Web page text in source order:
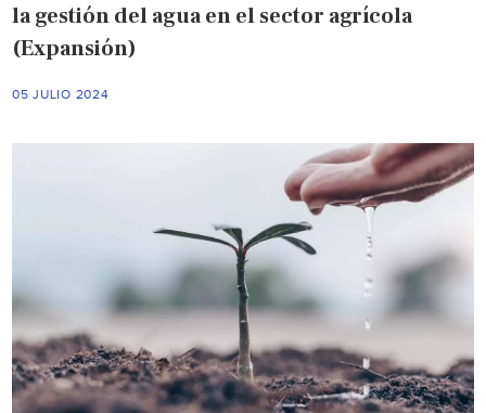
la gestión del agua en el sector agrícola
(Expansión)
05 JULIO 2024